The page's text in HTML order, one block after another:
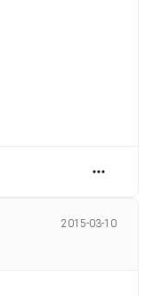
2015-03-10